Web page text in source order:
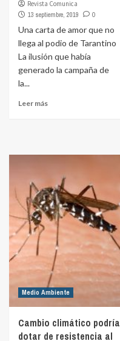
Revista Comunica
13 septiembre, 2019
0
Una carta de amor que no
llega al podio de Tarantino
La ilusión que había
generado la campaña de
la...
Leer más
Medio Ambiente
Cambio climático podría
dotar de resistencia al